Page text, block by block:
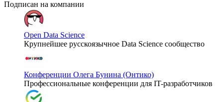
Подписан на компании
Open Data Science
Крупнейшее русскоязычное Data Science сообщество
Конференции Олега Бунина (Онтико)
Профессиональные конференции для IT-разработчиков